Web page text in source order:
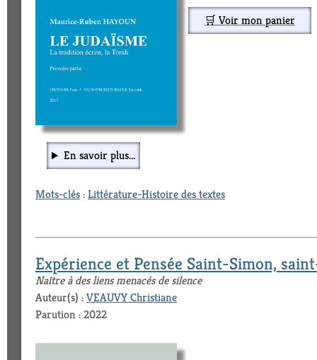
🛒 Voir mon panier
En savoir plus...
Mots-clés:Littérature-Histoire des textes
Expérience et Pensée Saint-Simon,
Naître à des liens menacés de silence
Auteur(s) :VEAUVY Christiane
Parution : 2022